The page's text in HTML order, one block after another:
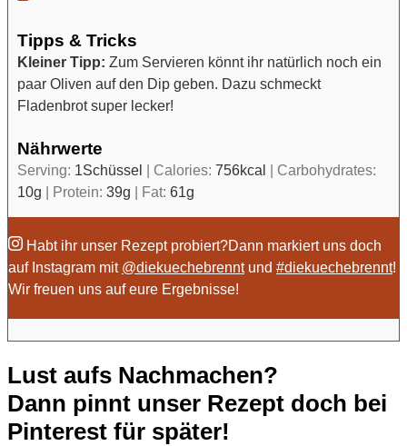
Tipps & Tricks
Kleiner Tipp: Zum Servieren könnt ihr natürlich noch ein
paar Oliven auf den Dip geben. Dazu schmeckt
Fladenbrot super lecker!
Nährwerte
Serving: 1Schüssel Calories: 756kcal
Carbohydrates:
10g Protein: 39g Fat: 61g
Habt ihr unser Rezept probiert?Dann markiert uns doch
auf Instagram mit @diekuechebrenntund #diekuechebrennt!
Wir freuen uns auf eure Ergebnisse!
Lust aufs Nachmachen?
Dann pinnt unser Rezept doch bei
Pinterest für später!